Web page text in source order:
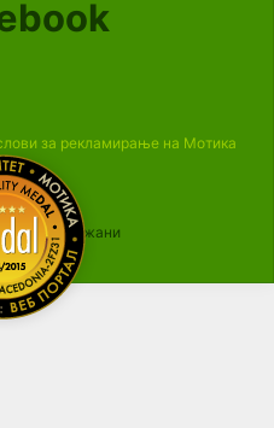
за рекламирање на Мотика
се задржани